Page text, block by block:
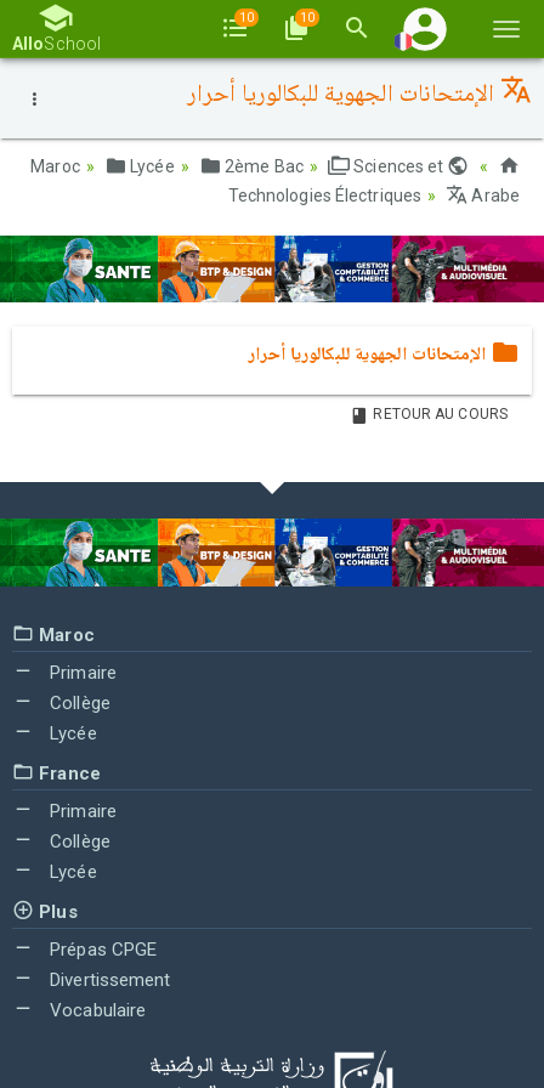
la
AlloSchool
10 10
الإمتحانات الجهوية للبكالوريا أحرار
Lycée 2ème Bac
Sciences et
Technologies Électriques
Arabe
الإمتحانات الجهوية للبكالوريا أحرار
RETOUR AU COURS
Maroc
Primaire
Collège
Lycée
France
Primaire
Collège
Lycée
Plus
Prépas CPGE
Divertissement
Vocabulaire